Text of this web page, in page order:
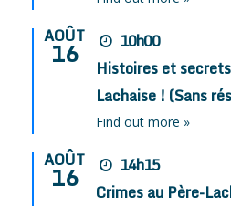
AOÛT
16
10h00
Histoires et
Lachaise ! (Sans
Find out more »
AOÛT
16
14h15
Crimes au Père-